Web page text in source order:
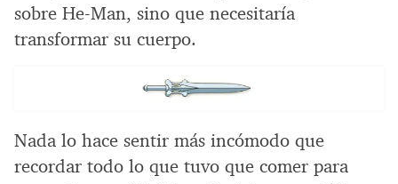
sobre He-Man, sino que necesitaría
transformar su cuerpo.
Nada lo hace sentir más incómodo que
recordar todo lo que tuvo que comer para